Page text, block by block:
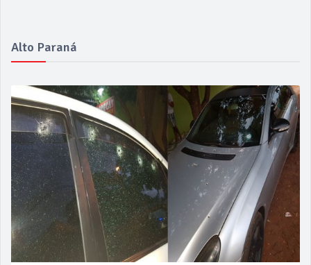
Alto Paraná